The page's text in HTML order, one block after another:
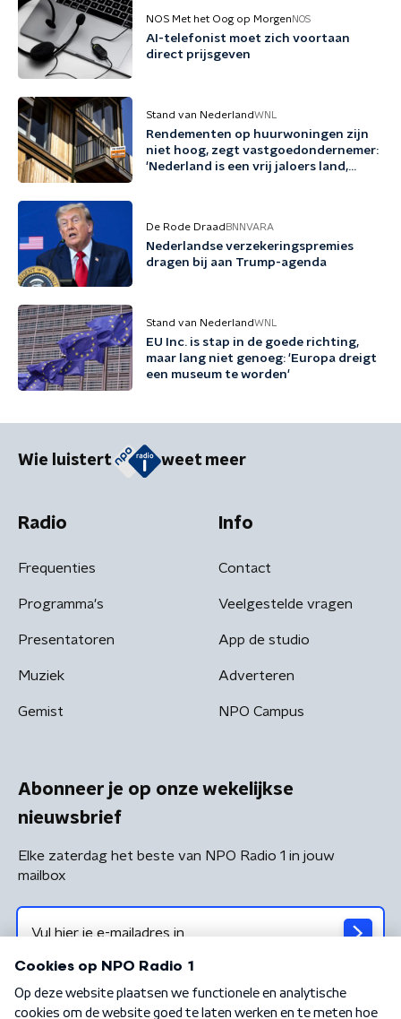
NOS Met het Oog op Morgen NOS
AI-telefonist moet zich voortaan
direct prijsgeven
Stand van NederlandWNL
Rendementen op huurwoningen zijn
niet hoog, zegt vastgoedondernemer:
'Nederland is een vrij jaloers land,
De Rode Draad BNNVARA
Nederlandse verzekeringspremies
dragen bij aan Trump-agenda
Stand van NederlandWNL
EU Inc. is stap in de goede richting,
maar lang niet genoeg: 'Europa dreigt
een museum te worden'
Wie luistert weet meer
Radio
Frequenties
Programma's
Presentatoren
Muziek
Gemist
Info
Contact
Veelgestelde vragen
App de studio
Adverteren
NPO Campus
Abonneer je op onze wekelijkse
nieuwsbrief
Elke zaterdag het beste van NPO Radio 1 in jouw
mailbox